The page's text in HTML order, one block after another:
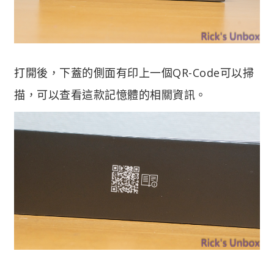
打開後，下蓋的側面有印上一個QR-Code可以掃
描，可以查看這款記憶體的相關資訊。